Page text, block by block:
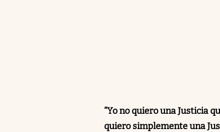
“Yo no quiero una Justicia
quiero simplemente una